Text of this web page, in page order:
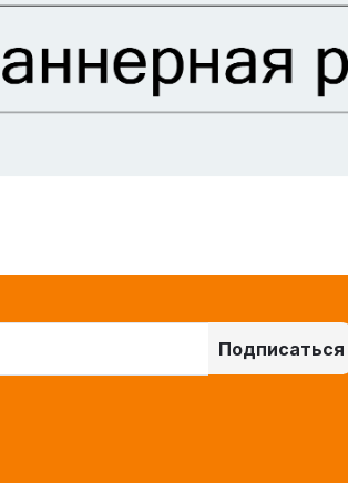
Подписаться